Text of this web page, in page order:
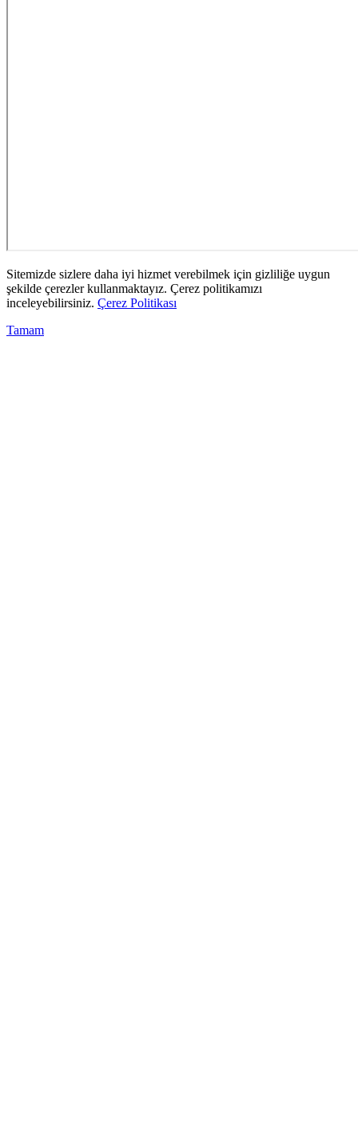
Sitemizde sizlere daha iyi hizmet verebilmek için gizliliğe uygun
şekilde çerezler kullanmaktayız. Çerez politikamızı
inceleyebilirsiniz. Çerez Politikası
Tamam